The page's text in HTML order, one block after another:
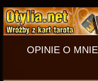
OPINIE O MNIE